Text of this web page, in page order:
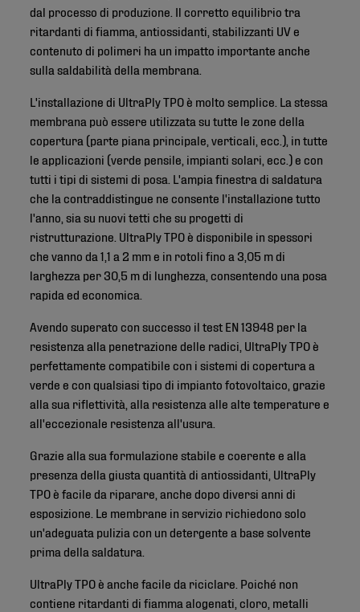
dal processo di produzione. Il corretto equilibrio tra
ritardanti di fiamma, antiossidanti, stabilizzanti UV e
contenuto di polimeri ha un impatto importante anche
sulla saldabilità della membrana.
L'installazione di UltraPly TPO è molto semplice. La stessa
membrana può essere utilizzata su tutte le zone della
copertura (parte piana principale, verticali, ecc.), in tutte
le applicazioni (verde pensile, impianti solari, ecc.) e con
tutti i tipi di sistemi di posa. L'ampia finestra di saldatura
che la contraddistingue ne consente l'installazione tutto
l'anno, sia su nuovi tetti che su progetti di
ristrutturazione. UltraPly TPO è disponibile in spessori
che vanno da 1,1 a 2 mm e in rotoli fino a 3,05 m di
larghezza per 30,5 m di lunghezza, consentendo una posa
rapida ed economica.
Avendo superato con successo il test EN 13948 per la
resistenza alla penetrazione delle radici, UltraPly TPO è
perfettamente compatibile con i sistemi di copertura a
verde e con qualsiasi tipo di impianto fotovoltaico, grazie
alla sua riflettività, alla resistenza alle alte temperature e
all'eccezionale resistenza all'usura.
Grazie alla sua formulazione stabile e coerente e alla
presenza della giusta quantità di antiossidanti, UltraPly
TPO è facile da riparare, anche dopo diversi anni di
esposizione. Le membrane in servizio richiedono solo
un'adeguata pulizia con un detergente a base solvente
prima della saldatura.
UltraPly TPO è anche facile da riciclare. Poiché non
contiene ritardanti di fiamma alogenati, cloro, metalli